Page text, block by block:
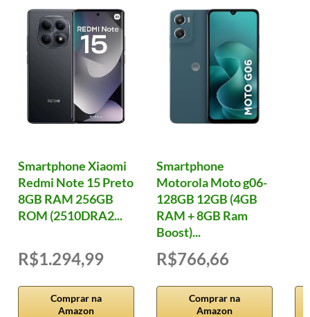
Smartphone Xiaomi
Redmi Note 15 Preto
8GB RAM 256GB
ROM (2510DRA2...
R$1.294,99
Comprar na
Amazon
Smartphone
Motorola Moto g06-
128GB 12GB (4GB
RAM + 8GB Ram
Boost)...
R$766,66
Comprar na
Amazon